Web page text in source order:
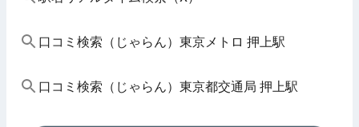
口コミ検索（じゃらん）東京メトロ 押上駅
口コミ検索（じゃらん）東京都交通局 押上駅